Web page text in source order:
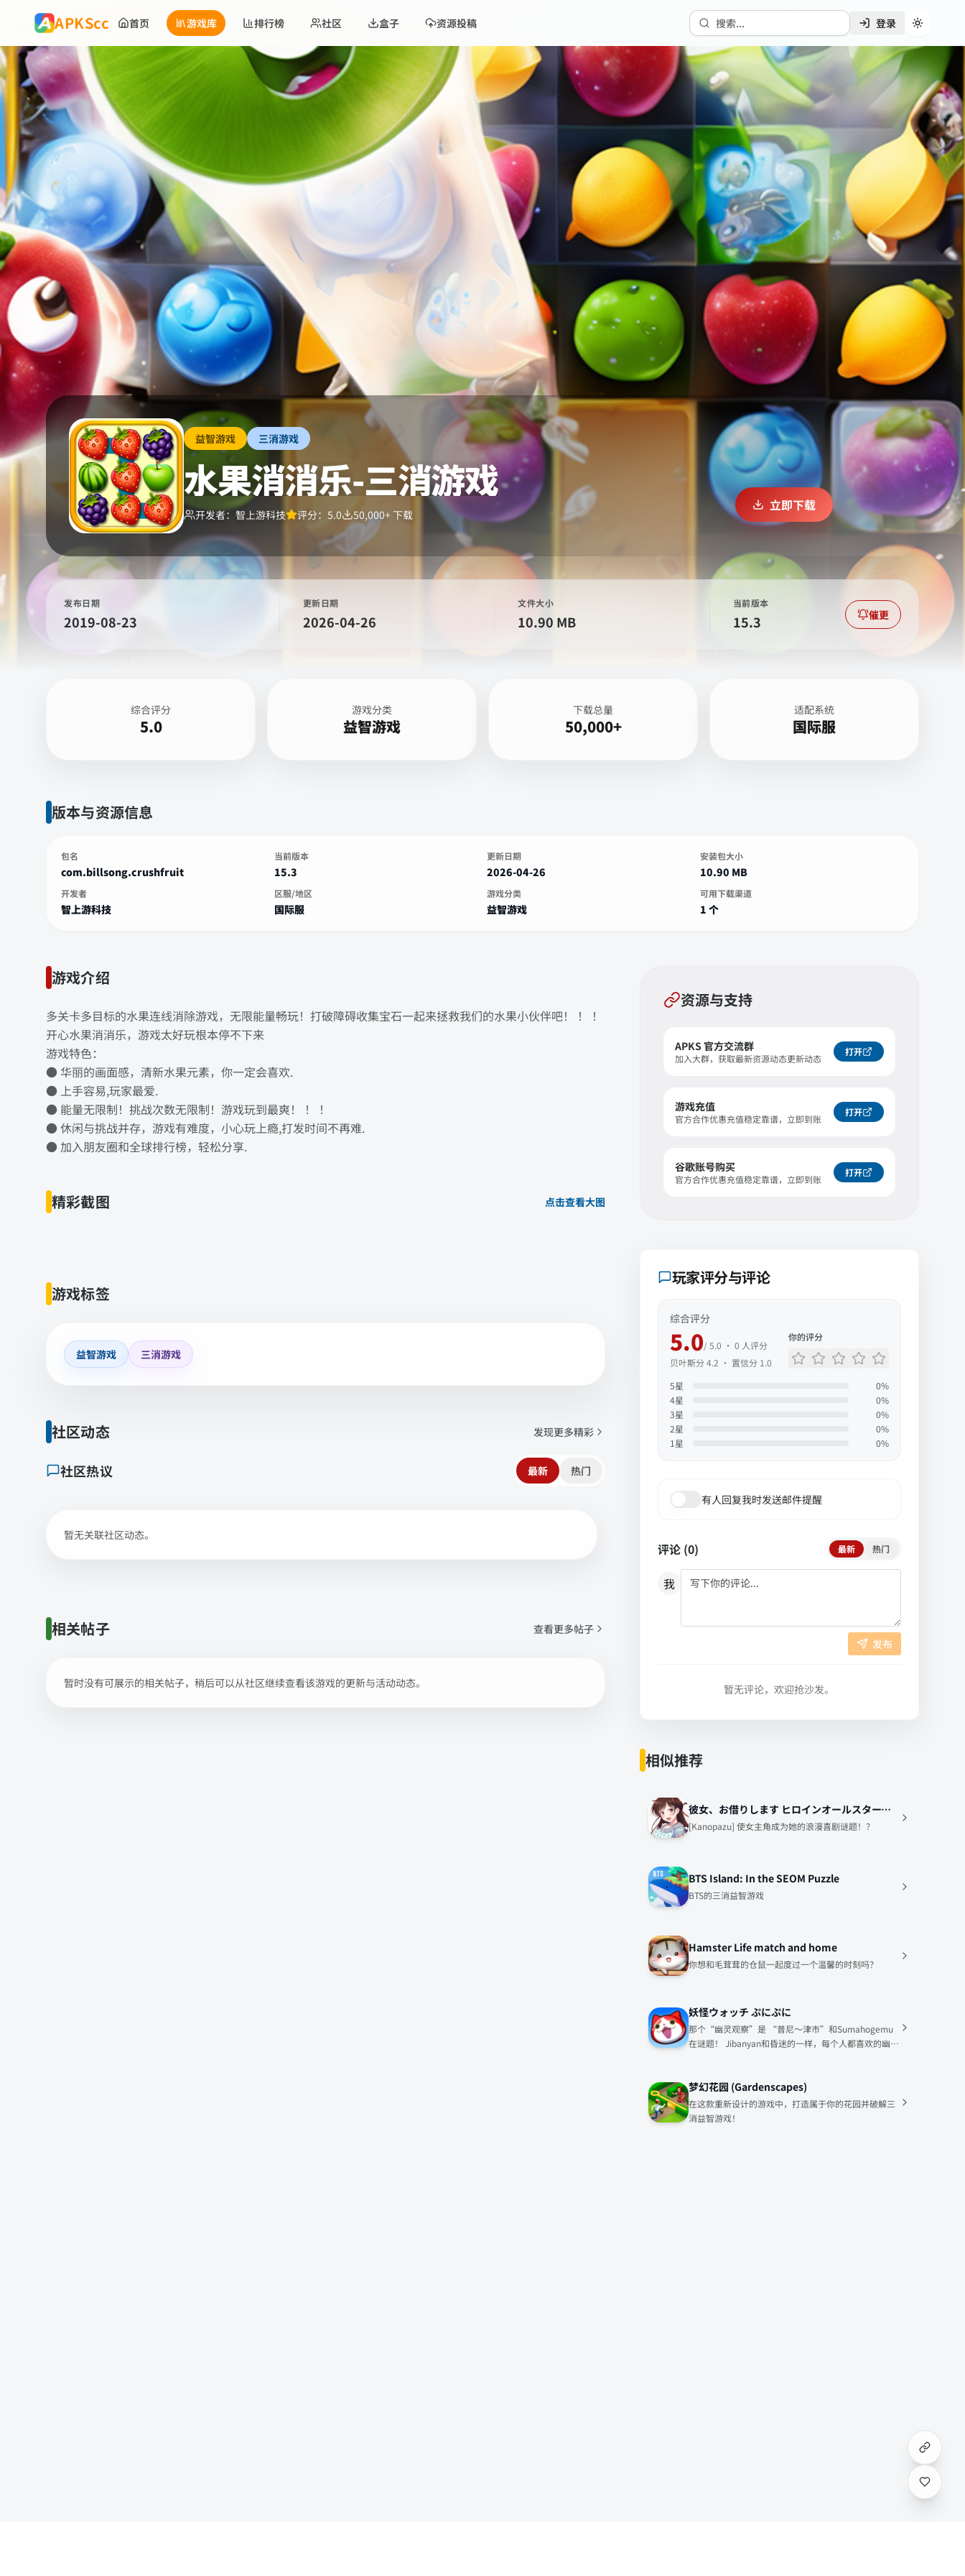
APKScc 首页 游戏库 排行榜 社区 盒子 资源投稿 搜索... 登录 切换主题
益智游戏 三消游戏
水果消消乐-三消游戏
开发者： 智上游科技 评分： 5.0 50,000+下载
立即下载
发布日期
2019-08-23
更新日期
2026-04-26
文件大小
10.90 MB
当前版本
15.3 催更
综合评分
5.0
游戏分类
益智游戏
下载总量
50,000+
适配系统
国际服
版本与资源信息
包名
com.billsong.crushfruit
当前版本
15.3
更新日期
2026-04-26
安装包大小
10.90 MB
开发者
智上游科技
区服/地区
国际服
游戏分类
益智游戏
可用下载渠道
1 个
游戏介绍
多关卡多目标的水果连线消除游戏，无限能量畅玩！打破障碍收集宝石一起来拯救我们的水果小伙伴吧！ ！ ！
开心水果消消乐，游戏太好玩根本停不下来
游戏特色：
● 华丽的画面感，清新水果元素，你一定会喜欢.
● 上手容易,玩家最爱.
● 能量无限制！挑战次数无限制！游戏玩到最爽！ ！ ！
● 休闲与挑战并存，游戏有难度，小心玩上瘾,打发时间不再难.
● 加入朋友圈和全球排行榜，轻松分享.
精彩截图 点击查看大图
游戏标签
益智游戏 三消游戏
社区动态 发现更多精彩
社区热议 最新 热门
暂无关联社区动态。
相关帖子 查看更多帖子
暂时没有可展示的相关帖子，稍后可以从社区继续查看该游戏的更新与活动动态。
资源与支持
APKS 官方交流群
加入大群，获取最新资源动态更新动态
打开
游戏充值
官方合作优惠充值稳定靠谱，立即到账
打开
谷歌账号购买
官方合作优惠充值稳定靠谱，立即到账
打开
玩家评分与评论
综合评分
5.0/ 5.0 · 0 人评分
贝叶斯分4.2 · 置信分 1.0
你的评分
5星 0%
4星 0%
3星 0%
2星 0%
1 星 0%
有人回复我时发送邮件提醒
评论 (0) 最新 热门
我
发布
暂无评论，欢迎抢沙发。
相似推荐
彼女、お借りします ヒロインオールスターズ【かのぱず】
[Kanopazu] 使女主角成为她的浪漫喜剧谜题！？
BTS Island: In the SEOM Puzzle
BTS的三消益智游戏
Hamster Life match and home
你想和毛茸茸的仓鼠一起度过一个温馨的时刻吗？
妖怪ウォッチ ぷにぷに
那个“幽灵观察”是 “普尼〜津市”和Sumahogemu
在谜题！ Jibanyan和昏迷的一样，每个人都喜欢的幽灵
梦幻花园 (Gardenscapes)
在这款重新设计的游戏中，打造属于你的花园并破解三
消益智游戏！